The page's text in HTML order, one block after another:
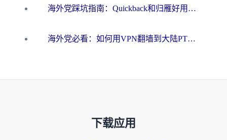
海外党踩坑指南：Quickback和归雁好用吗？选对加速器才能无缝刷国内资源
海外党必看：如何用VPN翻墙到大陆PTT？一篇解决你所有回国加速痛点
下载应用